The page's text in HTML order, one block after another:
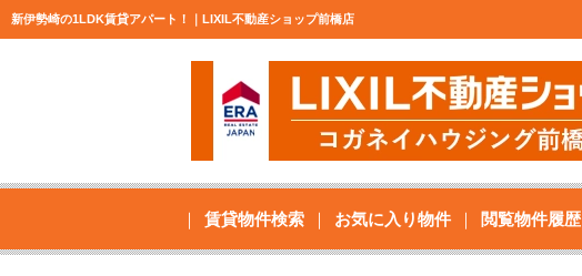
新伊勢崎の1LDK賃貸アパート！｜LIXIL不動産ショップ前橋店
賃貸物件検索 お気に入り物件 閲覧物件履歴